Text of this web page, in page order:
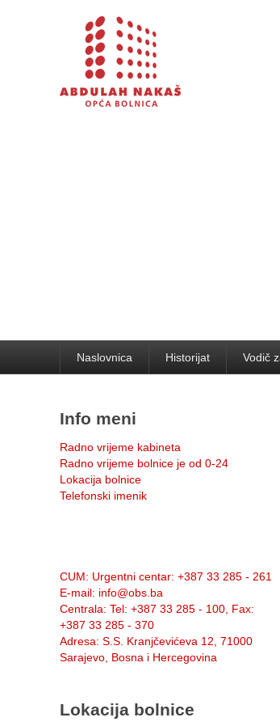
Naslovnica Historijat Vodič
Info meni
Radno vrijeme kabineta
Radno vrijeme bolnice je od 0-24
Lokacija bolnice
Telefonski imenik
CUM: Urgentni centar: +387 33 285 - 261
E-mail: info@obs.ba
Centrala: Tel: +387 33 285 - 100, Fax:
+387 33 285 - 370
Adresa: S.S. Kranjčevićeva 12, 71000
Sarajevo, Bosna i Hercegovina
Lokacija bolnice